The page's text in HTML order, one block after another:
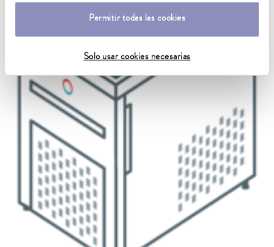
Permitir todas las cookies
Solo usar cookies necesarias